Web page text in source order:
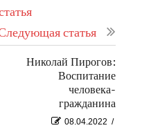
статья
Николай Пирогов:
Воспитание
человека-
гражданина
08.04.2022 /